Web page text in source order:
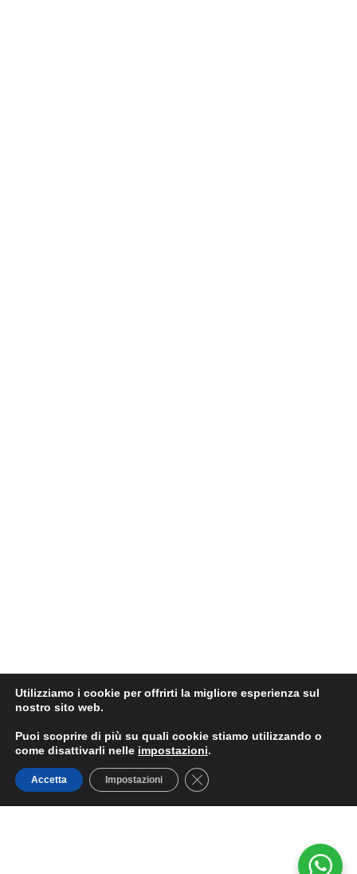
Utilizziamo i cookie per offrirti la migliore esperienza sul
nostro sito web.
Puoi scoprire di più su quali cookie stiamo utilizzando o
come disattivarli nelle impostazioni.
Accetta Impostazioni Close GDPR Cookie Banner